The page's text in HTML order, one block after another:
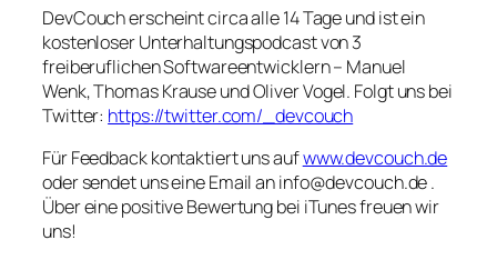
DevCouch erscheint circa alle 14 Tage und ist ein
kostenloser Unterhaltungspodcast von 3
freiberuflichen Softwareentwicklern – Manuel
Wenk, Thomas Krause und Oliver Vogel. Folgt uns bei
Twitter: https://twitter.com/_devcouch
Für Feedback kontaktiert uns aufwww.devcouch.de
oder sendet uns eine Email an info@devcouch.de .
Über eine positive Bewertung bei iTunes freuen wir
uns!